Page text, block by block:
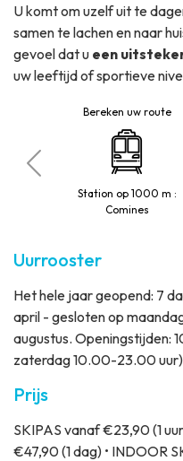
U komt om uzelf uit te
samen te lachen en naar
gevoel dat u een
uw leeftijd of sportieve
Bereken uw route
Station op 1000 m :
Comines
Uurrooster
Het hele jaar geopend: 7
april - gesloten op
augustus. Openingstijden:
zaterdag 10.00-23.00
Prijs
SKIPAS vanaf €23,90 (1
€47,90 (1 dag) • INDOOR